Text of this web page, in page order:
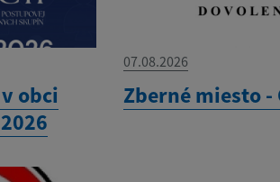
obci
07.08.2026
Zberné miesto -